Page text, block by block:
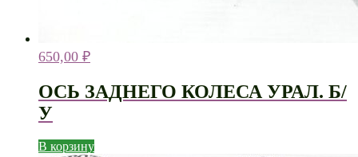
650,00 ₽
ОСЬ ЗАДНЕГО КОЛЕСА УРАЛ. Б/
У
В корзину